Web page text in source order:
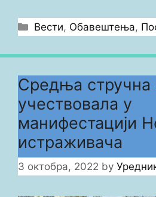
Categories
Вести, Обавештења,
Средња стручна
учествовала у
манифестацији
истраживача
3 октобра, 2022 by